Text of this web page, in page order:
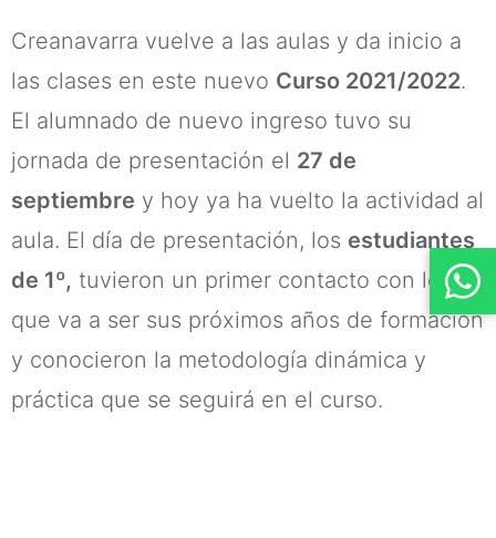
Creanavarra vuelve a las aulas y da inicio a
las clases en este nuevo Curso 2021/2022.
El alumnado de nuevo ingreso tuvo su
jornada de presentación el 27 de
septiembre y hoy ya ha vuelto la actividad al
aula. El día de presentación, los estudiantes
de 1º, tuvieron un primer contacto con lo
que va a ser sus próximos años de formación
y conocieron la metodología dinámica y
práctica que se seguirá en el curso.